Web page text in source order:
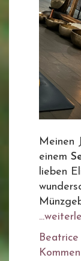
Meinen
einem
lieben
Beatrice